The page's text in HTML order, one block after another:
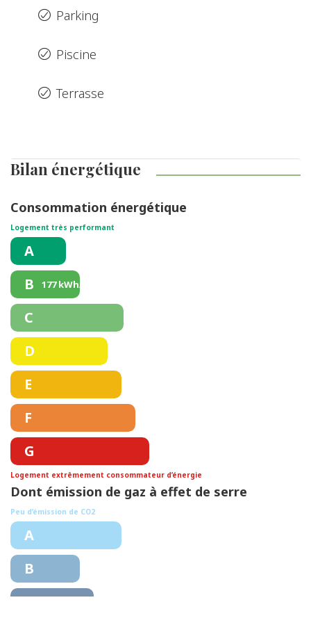
Parking
Piscine
Terrasse
Bilan énergétique
Consommation énergétique
Logement très performant
A
B
177 kWh/m².an
C
D
E
F
G
Logement extrêmement consommateur d’énergie
Dont émission de gaz à effet de serre
Peu d’émission de CO2
A
B
C